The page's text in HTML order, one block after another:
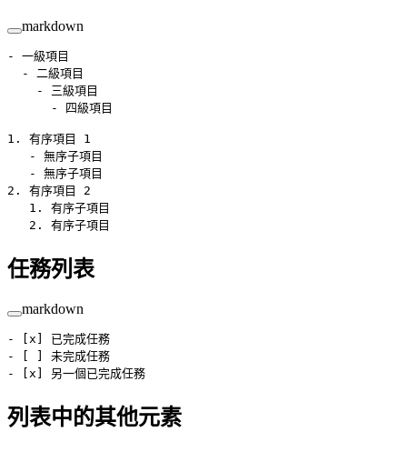
markdown
-
一級項目
  -
二級項目
    -
三級項目
      -
四級項目
1.
有序項目 1
   -
無序子項目
   -
無序子項目
2.
有序項目 2
   1.
有序子項目
   2.
有序子項目
任務列表
markdown
- x ] 已完成任務
-
[ ] 未完成任務
-
x ] 另一個已完成任務
列表中的其他元素